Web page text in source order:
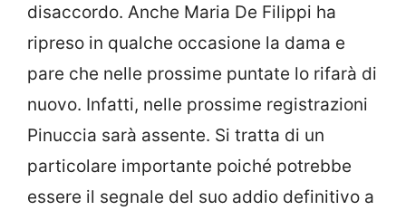
disaccordo. Anche Maria De Filippi ha
ripreso in qualche occasione la dama e
pare che nelle prossime puntate lo rifarà di
nuovo. Infatti, nelle prossime registrazioni
Pinuccia sarà assente. Si tratta di un
particolare importante poiché potrebbe
essere il segnale del suo addio definitivo a